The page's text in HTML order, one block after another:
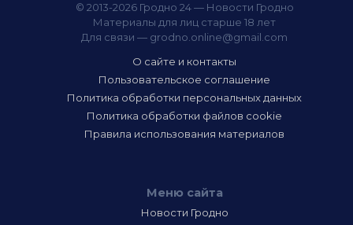
© 2013-2026 Гродно 24 — Новости Гродно
Материалы для лиц старше 18 лет
Для связи — grodno.online@gmail.com
О сайте и контакты
Пользовательское соглашение
Политика обработки персональных данных
Политика обработки файлов cookie
Правила использования материалов
Меню сайта
Новости Гродно